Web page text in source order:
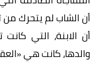
أن الشاب لم يتحرك
أن الابنة، التي
والدها، كانت هي